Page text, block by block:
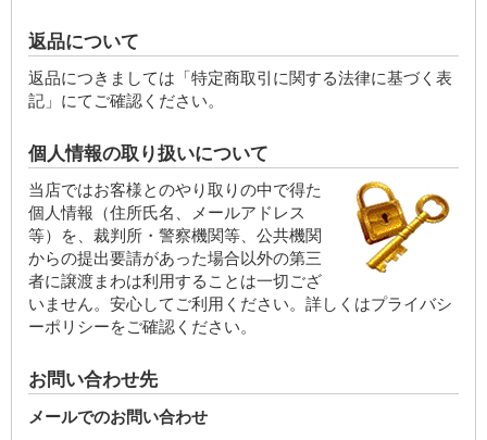
返品について
返品につきましては「特定商取引に関する法律に基づく表
記」にてご確認ください。
個人情報の取り扱いについて
当店ではお客様とのやり取りの中で得た
個人情報（住所氏名、メールアドレス
等）を、裁判所・警察機関等、公共機関
からの提出要請があった場合以外の第三
者に譲渡まわは利用することは一切ござ
いません。安心してご利用ください。詳しくはプライバシ
ーポリシーをご確認ください。
お問い合わせ先
メールでのお問い合わせ